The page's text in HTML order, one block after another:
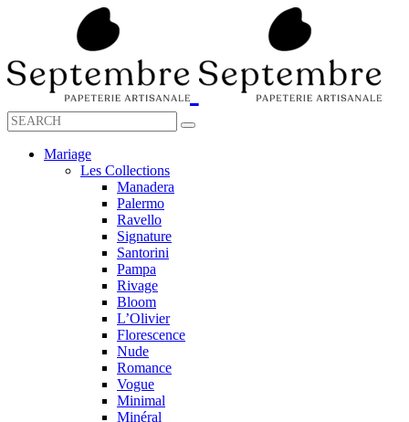
Mariage
Les Collections
Manadera
Palermo
Ravello
Signature
Santorini
Pampa
Rivage
Bloom
L’Olivier
Florescence
Nude
Romance
Vogue
Minimal
Minéral